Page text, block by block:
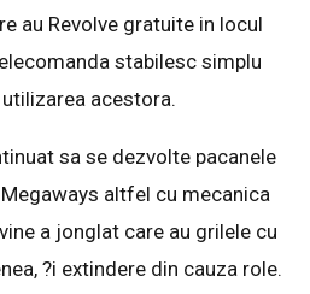
au Revolve gratuite in locul
stabilesc simplu
acestora.
sa se dezvolte pacanele
altfel cu mecanica
a jonglat care au grilele cu
?i extindere din cauza role.